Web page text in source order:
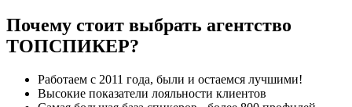
Почему стоит выбрать агентство
ТОПСПИКЕР?
Работаем с 2011 года, были и остаемся лучшими!
Высокие показатели лояльности клиентов